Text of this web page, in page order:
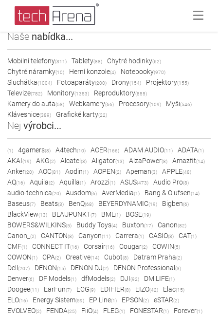
Naše nabídka...
Mobilní telefony(311) Tablety(88) Chytré hodinky(62)
Chytré náramky(10) Herní konzole(4) Notebooky(970)
Sluchátka(1004) Fotoaparáty(200) Drony(154) Projektory(155)
Televize(782) Monitory(1353) Reproduktory(855)
Kamery do auta(58) Webkamery(66) Procesory(109) Myši(546)
Klávesnice(389) Grafické karty(22)
Nej výrobci...
(1) 4gamers(8) A4tech(10) ACER(166) ADAM AUDIO(11) ADATA(1)
AKAI(19) AKG(2) Alcatel (3) Aligator(13) AlzaPower(8) Amazfit(14)
Anker(20) AOC(81) Aodin(1) AOPEN(2) Apeman(3) APPLE(48)
AQ(16) Aquila(2) Aquilla(1) Arozzi(1) ASUS(473) Audio Pro(8)
audio-technica(20) Ausdom(6) AverMedia(1) Bang & Olufsen(14)
Baseus(7) Beats(3) BenQ(68) BEYERDYNAMIC(19) Bigben(6)
BlackView(13) BLAUPUNKT(7) BML (1) BOSE(19)
BOWERS&WILKINS(5) Buddy Toys(4) Buxton(17) Canon(82)
Canon_ (2) CANTON(8) Canyon(11) Carrera(1) CASIO(8) CAT(1)
CMF(1) CONNECT IT(16) Corsair(16) Cougar(2) COWIN(5)
COWON(1) CPA(2) Creative(14) Cubot(8) Datram Praha(2)
Dell (207) DENON(15) DENON DJ(2) DENON Professional (3)
Denver(6) DF Models(1) dfModels(2) DJI(92) DM.LIFE(1)
Doogee(11) EarFun(7) ECG(9) EDIFIER(8) EIZO(42) Elac(15)
ELO(16) Energy Sistem(59) EP Line(1) EPSON(2) eSTAR(2)
EVOLVEO(2) FENDA(25) FiiO(4) FLEG(1) FONESTAR(1) Forever(1)